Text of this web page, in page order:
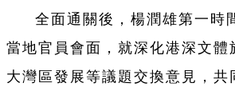
全面通關後，楊潤雄第一時
當地官員會面，就深化港深文體
大灣區發展等議題交換意見，共